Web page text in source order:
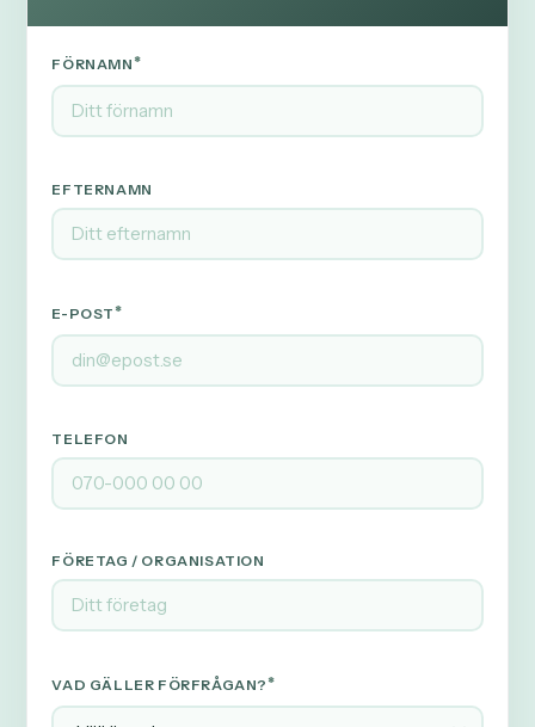
FÖRNAMN *
EFTERNAMN
E-POST *
TELEFON
FÖRETAG / ORGANISATION
VAD GÄLLER FÖRFRÅGAN? *